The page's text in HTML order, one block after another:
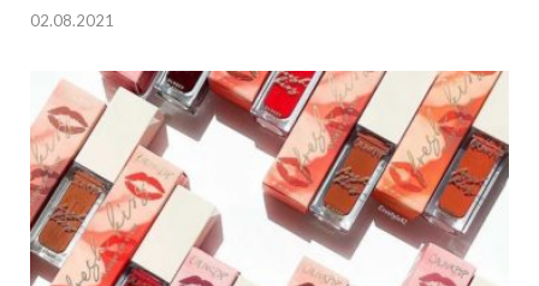
02.08.2021